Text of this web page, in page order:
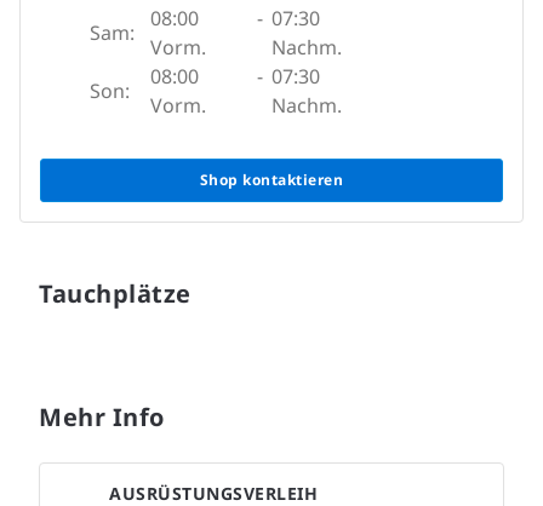
Sam:
08:00
Vorm.
- 07:30
Nachm.
Son:
08:00
Vorm.
- 07:30
Nachm.
Shop kontaktieren
Tauchplätze
Mehr Info
AUSRÜSTUNGSVERLEIH